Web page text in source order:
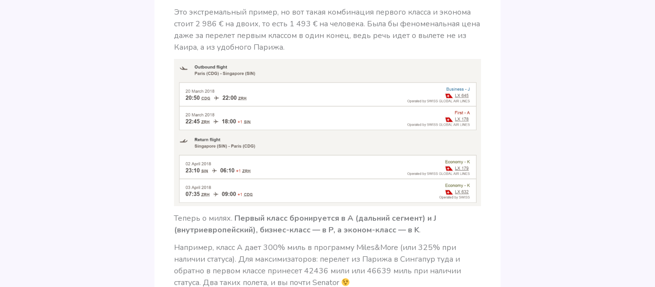
Это экстремальный пример, но вот такая комбинация первого класса и эконома
стоит 2 986 € на двоих, то есть 1 493 € на человека. Была бы феноменальная цена
даже за перелет первым классом в один конец, ведь речь идет о вылете не из
Каира, а из удобного Парижа.
Теперь о милях. Первый класс бронируется в A (дальний сегмент) и J
(внутриевропейский), бизнес-класс — в P, а эконом-класс — в K.
Например, класс А дает 300% миль в программу Miles&More (или 325% при
наличии статуса). Для максимизаторов: перелет из Парижа в Сингапур туда и
обратно в первом классе принесет 42436 мили или 46639 миль при наличии
статуса. Два таких полета, и вы почти Senator